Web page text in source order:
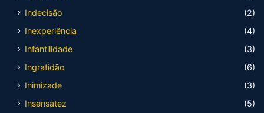
Indecisão
(2)
Inexperiência
(4)
Infantilidade
(3)
Ingratidão
(6)
Inimizade
(3)
Insensatez
(5)